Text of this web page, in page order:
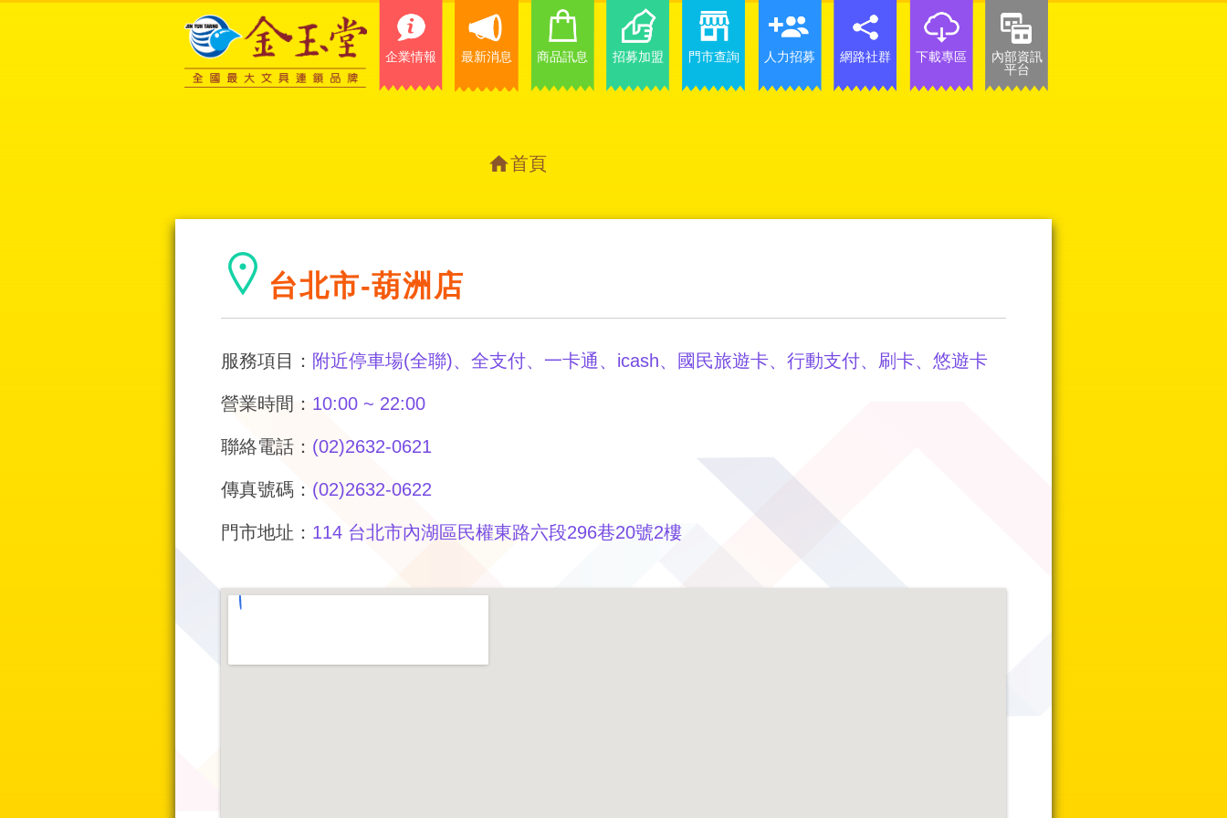
企業情報 最新消息 商品訊息 招募加盟 門市查詢 人力招募 網路社群 下載專區
內部資訊
平台
首頁
台北市-葫洲店
服務項目： 附近停車場(全聯)、全支付、一卡通、icash、國民旅遊卡、行動支付、刷卡、悠遊卡
營業時間： 10:00 ~ 22:00
聯絡電話： (02)2632-0621
傳真號碼： (02)2632-0622
門市地址： 114 台北市內湖區民權東路六段296巷20號2樓